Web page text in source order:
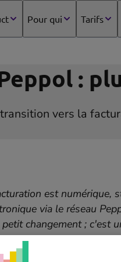
Pour qui Tarifs
:
vers la
est numérique,
via le réseau
changement ; c'est
votre bureau et de vos
un rôle clé dans